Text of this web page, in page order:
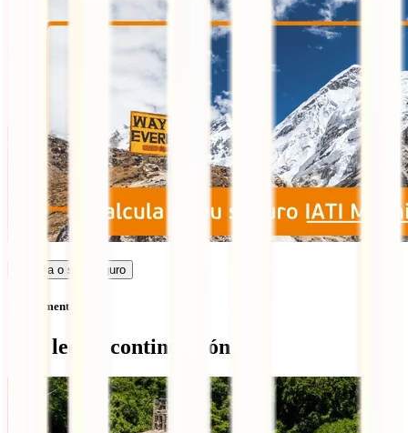
Calcula o seu seguro
Sem comentários
Qué leer a continuación